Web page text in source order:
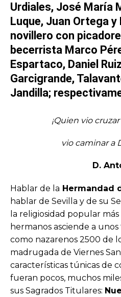
Urdiales, José María
Luque, Juan Ortega y
novillero con
becerrista Marco
Espartaco, Daniel
Garcigrande,
Jandilla;
¡Quien vio
vio caminar a
D.
Hablar de la Hermandad
hablar de Sevilla y de su
la religiosidad popular
hermanos asciende a
como nazarenos 2500 de
madrugada de Viernes
características túnicas de
fueran pocos, muchos
sus Sagrados Titulares: